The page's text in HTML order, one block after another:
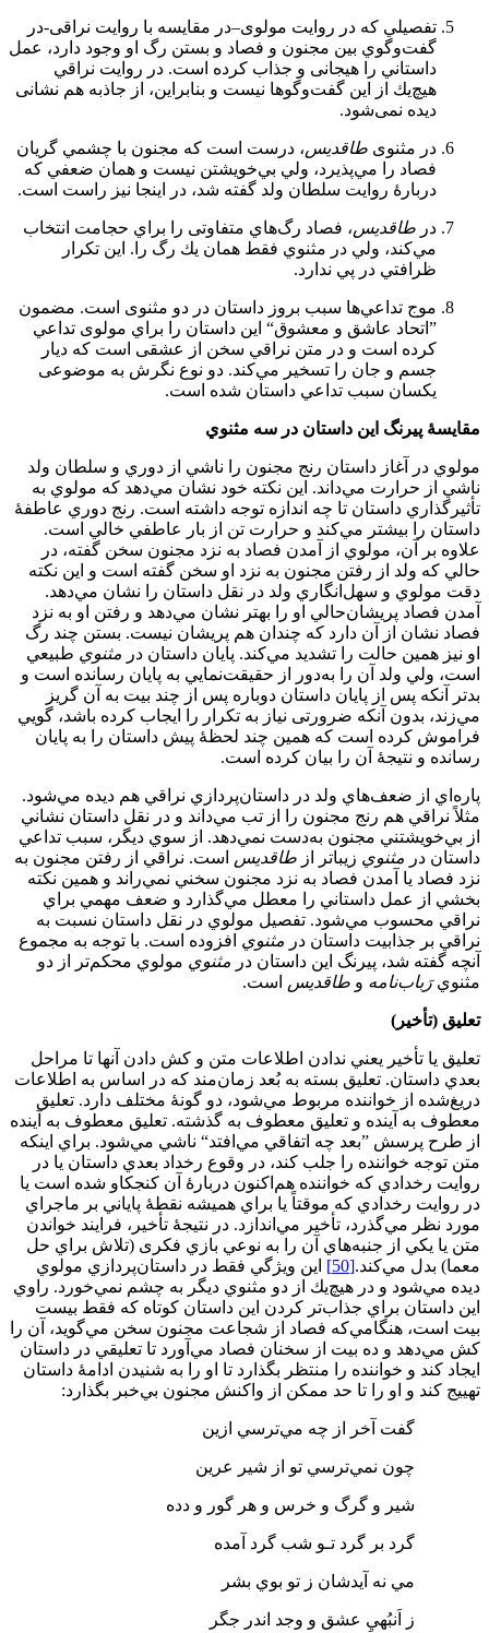
تفصيلي كه در روايت مولوی–در مقايسه با روايت نراقی-در
گفت‌وگوي بين مجنون و فصاد و بستن رگ او وجود دارد، عمل
داستاني را هيجانی و جذاب كرده است. در روايت نراقي
هيچ‌يك از اين گفت‌وگوها نيست و بنابراین، از جاذبه هم نشانی
دیده نمی‌شود.
در مثنوی طاقديس، درست است كه مجنون با چشمي گريان
فصاد را مي‌پذيرد، ولي بي‌خويشتن نيست و همان ضعفي كه
دربارۀ روايت سلطان ولد گفته شد، در اينجا نيز راست است.
در طاقديس، فصاد رگ‌هاي متفاوتی را براي حجامت انتخاب
مي‌كند، ولي در مثنوي فقط همان يك رگ را. اين تكرار
ظرافتي در پي ندارد.
موج تداعي‌ها سبب بروز داستان در دو مثنوی است. مضمون
”اتحاد عاشق و معشوق“ اين داستان را براي مولوی تداعي
کرده است و در متن نراقي سخن از عشقی است كه ديار
جسم و جان را تسخير مي‌كند. دو نوع نگرش به موضوعی
یکسان سبب تداعي داستان شده است.
مقايسۀ پيرنگ اين داستان در سه مثنوي
مولوي در آغاز داستان رنج مجنون را ناشي از دوري و سلطان ولد
ناشي از حرارت مي‌داند. اين نكته خود نشان مي‌دهد كه مولوي به
تأثيرگذاري داستان تا چه اندازه‌ توجه داشته است. رنج دوري عاطفۀ
داستان را بيشتر مي‌كند و حرارت تن از بار عاطفي خالي است.
علاوه بر آن، مولوي از آمدن فصاد به نزد مجنون سخن گفته، در
حالي كه ولد از رفتن مجنون به نزد او سخن گفته است و اين نكته
دقت مولوي و سهل‌انگاري ولد در نقل داستان را نشان مي‌دهد.
آمدن فصاد پريشان‌حالي او را بهتر نشان مي‌دهد و رفتن او به نزد
فصاد نشان از آن دارد كه چندان هم پريشان نيست. بستن چند رگ
او نيز همين حالت را تشديد مي‌کند. پايان داستان در مثنوي طبيعي
است، ولي ولد آن را به‌دور از حقيقت‌نمايي به پايان رسانده است و
بدتر آنكه پس از پايان داستان دوباره پس از چند بيت به آن گريز
مي‌زند، بدون آنكه ضرورتی نیاز به تکرار را ایجاب کرده باشد، گويي
فراموش كرده است كه همين چند لحظۀ پيش داستان را به پایان
رسانده و نتیجۀ آن را بیان کرده است.
پاره‌اي از ضعف‌هاي ولد در داستان‌پردازي نراقي هم ديده مي‌شود.
مثلاً نراقي هم رنج مجنون را از تب مي‌داند و در نقل داستان نشاني
از بي‌خويشتني مجنون به‌دست نمي‌دهد. از سوي ديگر، سبب تداعي
داستان در مثنوي زيباتر از طاقديس است. نراقي از رفتن مجنون به
نزد فصاد يا آمدن فصاد به نزد مجنون سخني نمي‌راند و همين نكته
بخشي از عمل داستاني را معطل مي‌گذارد و ضعف مهمي براي
نراقي محسوب مي‌شود. تفصيل مولوي در نقل داستان نسبت به
نراقي بر جذابيت داستان در مثنوي افزوده است. با توجه به مجموع
آنچه گفته شد، پيرنگ اين داستان در مثنوي مولوي محكم‌تر از دو
مثنويرَبابنامه و طاقديس است.
تعليق (تأخير)
تعليق يا تأخير يعني ندادن اطلاعات متن و كش دادن آنها تا مراحل
بعدي داستان. تعليق بسته به بُعد زمان‌مند كه در اساس به اطلاعات
دريغ‌شده از خواننده مربوط مي‌شود، دو گونۀ مختلف دارد. تعليق
معطوف به آينده و تعليق معطوف به گذشته. تعليق معطوف به آينده
از طرح پرسش ”بعد چه اتفاقي مي‌افتد“ ناشي مي‌شود. براي اينكه
متن توجه خواننده را جلب کند، در وقوع رخداد بعدي داستان يا در
روايت رخدادي كه خواننده هم‌اكنون دربارۀ آن كنجكاو شده است يا
در روايت رخدادي كه موقتاً يا براي هميشه نقطۀ پاياني بر ماجراي
مورد نظر مي‌گذرد، تأخير مي‌اندازد. در نتيجۀ تأخير، فرايند خواندن
متن يا يكي از جنبه‌هاي آن را به نوعي بازي فكری (تلاش براي حل
معما) بدل مي‌كند.[50]
اين ويژگي فقط در داستان‌پردازي مولوي
ديده مي‌شود و در هيچ‌يك از دو مثنوي ديگر به چشم نمي‌خورد. راوي
اين داستان براي جذاب‌تر کردن اين داستان كوتاه كه فقط بيست
بيت است، هنگامي‌كه فصاد از شجاعت مجنون سخن مي‌گويد، آن را
كش مي‌دهد و ده بيت از سخنان فصاد مي‌آورد تا تعليقي در داستان
ايجاد كند و خواننده را منتظر بگذارد تا او را به شنيدن ادامۀ داستان
تهييج كند و او را تا حد ممكن از واكنش مجنون بي‌خبر بگذارد:
گفت آخر از چه مي‌ترسي ازين
چون نمي‌ترسي تو از شير عرين
شير و گرگ و خرس و هر گور و دده
گرد بر گرد تـو شب گرد آمده
مي نه آيدشان ز تو بوي بشر
ز اَنبُهيِ عشق و وجد اندر جگر